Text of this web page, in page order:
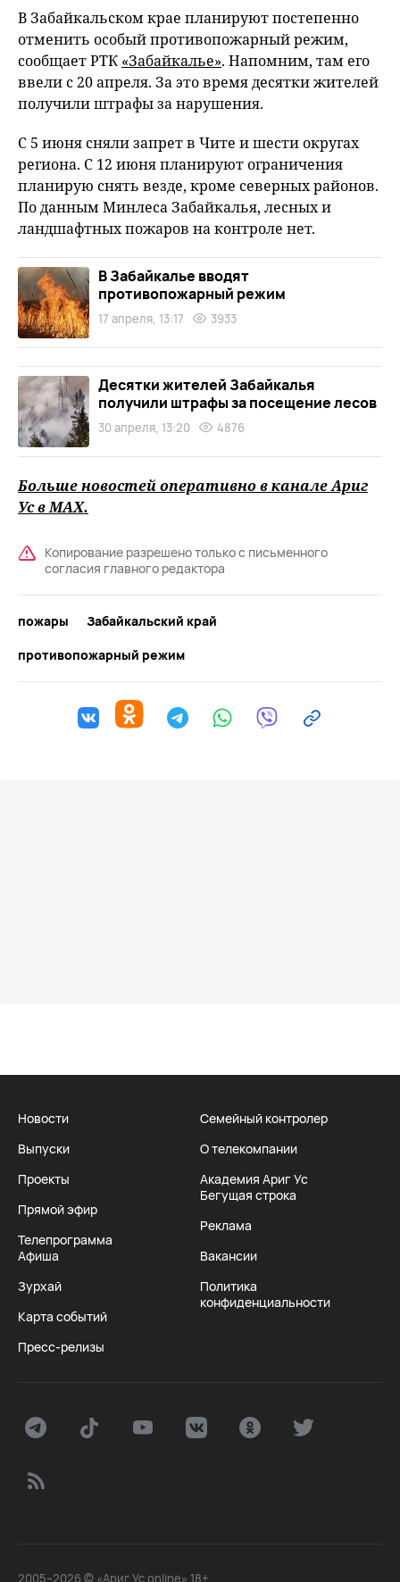
В Забайкальском крае планируют постепенно
отменить особый противопожарный режим,
сообщает РТК «Забайкалье». Напомним, там его
ввели с 20 апреля. За это время десятки жителей
получили штрафы за нарушения.
С 5 июня сняли запрет в Чите и шести округах
региона. С 12 июня планируют ограничения
планирую снять везде, кроме северных районов.
По данным Минлеса Забайкалья, лесных и
ландшафтных пожаров на контроле нет.
В Забайкалье вводят
противопожарный режим
17 апреля, 13:17 3933
Десятки жителей Забайкалья
получили штрафы за посещение лесов
30 апреля, 13:20 4876
Больше новостей оперативно в канале Ариг
Ус вMAХ.
Копирование разрешено только с письменного
согласия главного редактора
пожары
Забайкальский край
противопожарный режим
Новости
Выпуски
Проекты
Прямой эфир
Телепрограмма
Афиша
Зурхай
Карта событий
Пресс-релизы
Семейный контролер
О телекомпании
Академия Ариг Ус
Бегущая строка
Реклама
Вакансии
Политика
конфиденциальности
2005–2026 © «Ариг Ус online» 18+